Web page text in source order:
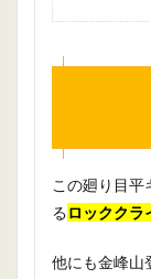
この廻り目平
るロッククラ
他にも金峰山